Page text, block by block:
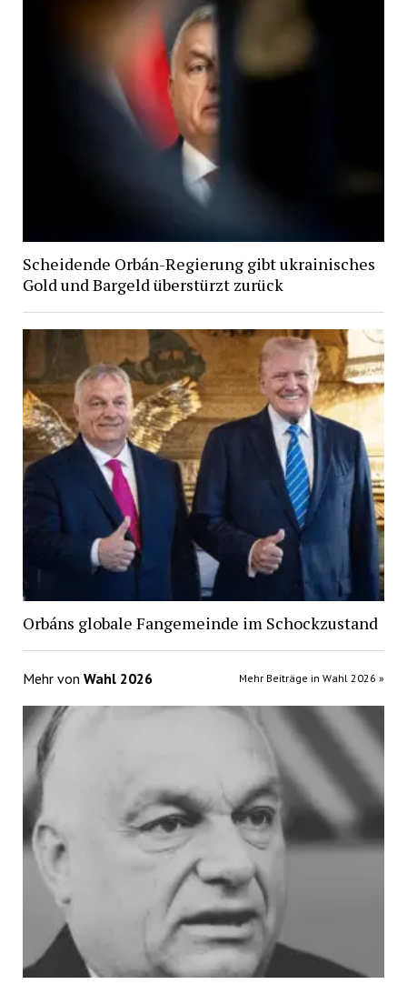
Scheidende Orbán-Regierung gibt ukrainisches
Gold und Bargeld überstürzt zurück
Orbáns globale Fangemeinde im Schockzustand
Mehr von Wahl 2026 Mehr Beiträge in Wahl 2026 »